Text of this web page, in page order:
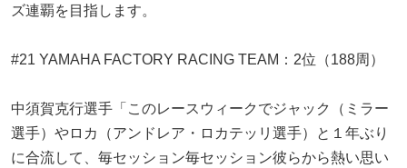
ズ連覇を目指します。
#21 YAMAHA FACTORY RACING TEAM：2位（188周）
中須賀克行選手「このレースウィークでジャック（ミラー
選手）やロカ（アンドレア・ロカテッリ選手）と１年ぶり
に合流して、毎セッション毎セッション彼らから熱い思い